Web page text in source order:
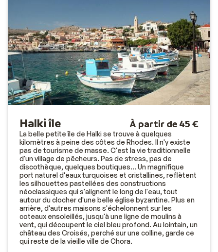
Halki île À partir de 45 €
La belle petite île de Halki se trouve à quelques
kilomètres à peine des côtes de Rhodes. Il n'y existe
pas de tourisme de masse. C'est la vie traditionnelle
d'un village de pêcheurs. Pas de stress, pas de
discothèque, quelques boutiques... Un magnifique
port naturel d'eaux turquoises et cristallines, reflètent
les silhouettes pastellées des constructions
néoclassiques qui s'alignent le long de l'eau, tout
autour du clocher d'une belle église byzantine. Plus en
arrière, d'autres maisons s'échelonnent sur les
coteaux ensoleillés, jusqu'à une ligne de moulins à
vent, qui découpent le ciel bleu profond. Au lointain, un
château des Croisés, perché sur une colline, garde ce
qui reste de la vieille ville de Chora.